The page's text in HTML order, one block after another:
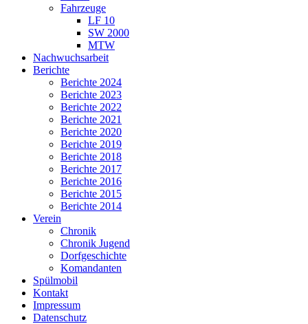
Fahrzeuge
LF 10
SW 2000
MTW
Nachwuchsarbeit
Berichte
Berichte 2024
Berichte 2023
Berichte 2022
Berichte 2021
Berichte 2020
Berichte 2019
Berichte 2018
Berichte 2017
Berichte 2016
Berichte 2015
Berichte 2014
Verein
Chronik
Chronik Jugend
Dorfgeschichte
Komandanten
Spülmobil
Kontakt
Impressum
Datenschutz